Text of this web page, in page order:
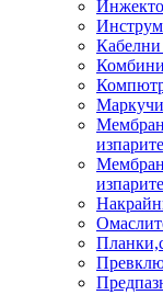
Кабелни
Маркучи